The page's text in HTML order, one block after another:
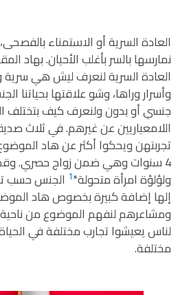
العادة السرية أو الاستمناء
نمارسها بالسر بأغلب الأحيان. بهاد
العادة السرية لنعرف ليش هي
وأسرار وراها، وشو علاقتها بحياتنا
جنسي أو بدون ولنعرف كيف بتختلف
اللامعياريين عن غيرهم. في ثلاث
تجربتهن ويحكوا أكثر عن هاد
4 سنوات وهي ضمن زواج حصري.
ولؤلؤة امرأة متحولة*1 الجنس حسب
إلها إضافة كبيرة بخصوص هاد
ومشاعرهم لنفهم الموضوع من
لناس يعيشوا تجارب مختلفة في
مختلفة.